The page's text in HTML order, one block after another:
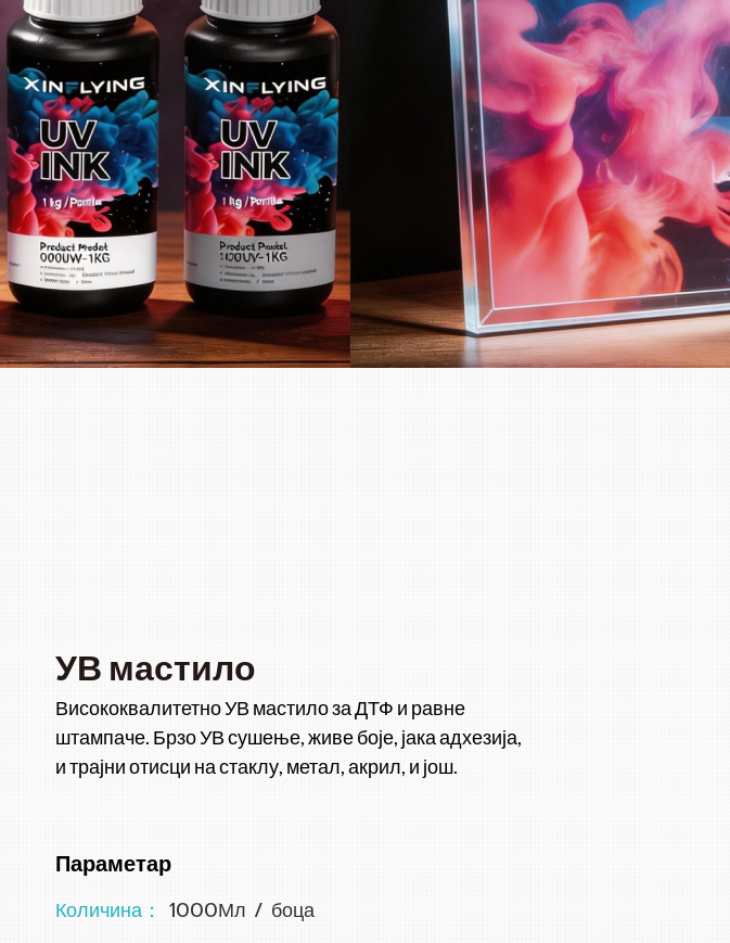
УВ мастило
Висококвалитетно УВ мастило за ДТФ и равне
штампаче. Брзо УВ сушење, живе боје, јака адхезија,
и трајни отисци на стаклу, метал, акрил, и још.
Параметар
Количина： 1000Мл / боца